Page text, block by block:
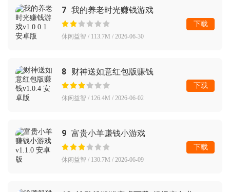
7 我的养老时光赚钱游戏
休闲益智 / 113.7M / 2026-06-30
下载
8 财神送如意红包版赚钱
休闲益智 / 126.4M / 2026-06-02
下载
9 富贵小羊赚钱小游戏
休闲益智 / 130.7M / 2026-06-09
下载